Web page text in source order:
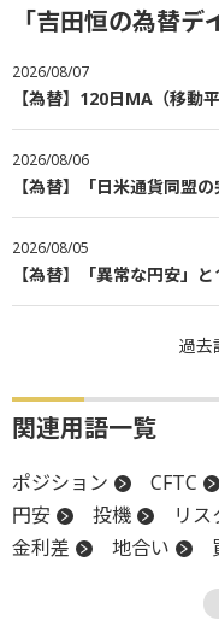
「吉田恒の為替
2026/08/07
【為替】120日MA（移動
2026/08/06
【為替】「日米通貨同盟
2026/08/05
【為替】「異常な円安」
過去
関連用語一覧
ポジション CFTC
円安
投機 リス
金利差
地合い